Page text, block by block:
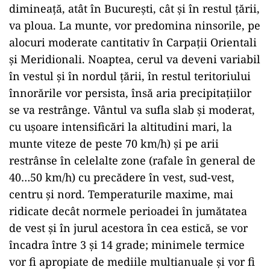
dimineaţă, atât în Bucureşti, cât şi în restul ţării,
va ploua. La munte, vor predomina ninsorile, pe
alocuri moderate cantitativ în Carpaţii Orientali
şi Meridionali. Noaptea, cerul va deveni variabil
în vestul şi în nordul ţării, în restul teritoriului
înnorările vor persista, însă aria precipitaţiilor
se va restrânge. Vântul va sufla slab şi moderat,
cu uşoare intensificări la altitudini mari, la
munte viteze de peste 70 km/h) şi pe arii
restrânse în celelalte zone (rafale în general de
40…50 km/h) cu precădere în vest, sud-vest,
centru şi nord. Temperaturile maxime, mai
ridicate decât normele perioadei în jumătatea
de vest şi în jurul acestora în cea estică, se vor
încadra între 3 şi 14 grade; minimele termice
vor fi apropiate de mediile multianuale şi vor fi